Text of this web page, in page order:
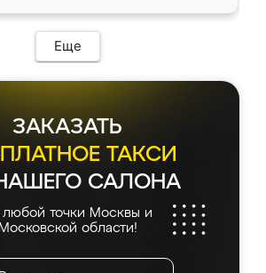
Еще
ЗАКАЗАТЬ
ТАКСИ
САЛОНА
любой точки Москвы и
Московской области!